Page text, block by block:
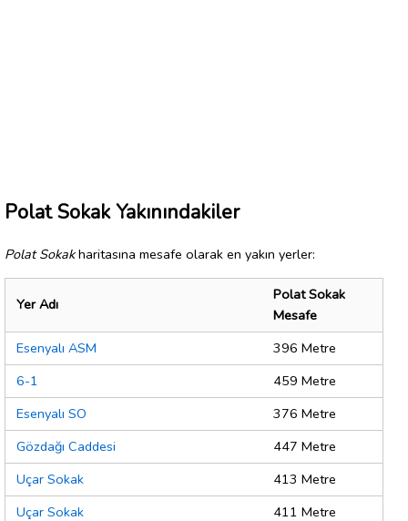
Polat Sokak Yakınındakiler
Polat Sokakharitasına mesafe olarak en yakın yerler:
Yer Adı
Polat Sokak
Mesafe
Esenyalı ASM
396 Metre
6-1
459 Metre
Esenyalı SO
376 Metre
Gözdağı Caddesi
447 Metre
Uçar Sokak
413 Metre
Uçar Sokak
411 Metre